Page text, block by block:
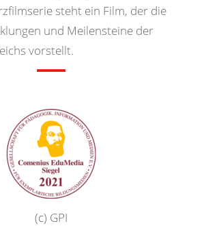
steht ein Film, der die
und Meilensteine der
vorstellt.
(c) GPI